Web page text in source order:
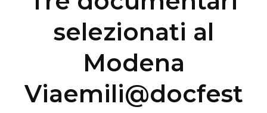
selezionati al
Modena
Viaemili@docfest